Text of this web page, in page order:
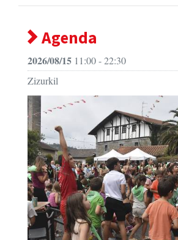
Agenda
2026/08/15 11:00 - 22:30
Zizurkil